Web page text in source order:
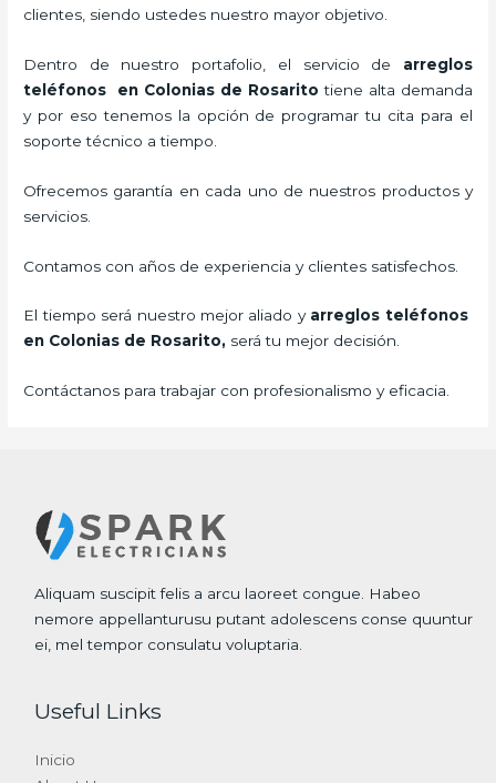
clientes, siendo ustedes nuestro mayor objetivo.
Dentro de nuestro portafolio, el servicio de arreglos
teléfonos en Colonias de Rosarito tiene alta demanda
y por eso tenemos la opción de programar tu cita para el
soporte técnico a tiempo.
Ofrecemos garantía en cada uno de nuestros productos y
servicios.
Contamos con años de experiencia y clientes satisfechos.
El tiempo será nuestro mejor aliado y arreglos teléfonos
en Colonias de Rosarito, será tu mejor decisión.
Contáctanos para trabajar con profesionalismo y eficacia.
Aliquam suscipit felis a arcu laoreet congue. Habeo
nemore appellanturusu putant adolescens conse quuntur
ei, mel tempor consulatu voluptaria.
Useful Links
Inicio